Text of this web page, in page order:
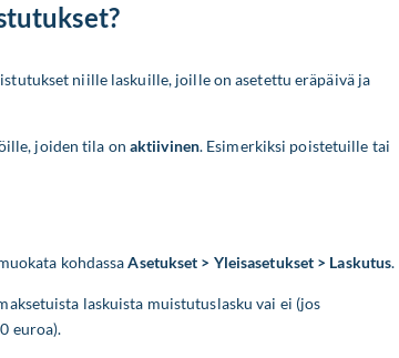
niille laskuille, joille on asetettu eräpäivä ja
joiden tila on aktiivinen. Esimerkiksi poistetuille tai
kohdassaAsetukset > Yleisasetukset > Laskutus.
laskuista muistutuslasku vai ei (jos
euroa).